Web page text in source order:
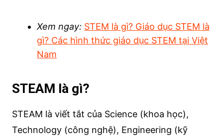
Xem ngay: STEM là gì? Giáo dục STEM là
gì? Các hình thức giáo dục STEM tại Việt
Nam
STEAM là gì?
STEAM là viết tắt của Science (khoa học),
Technology (công nghệ), Engineering (kỹ